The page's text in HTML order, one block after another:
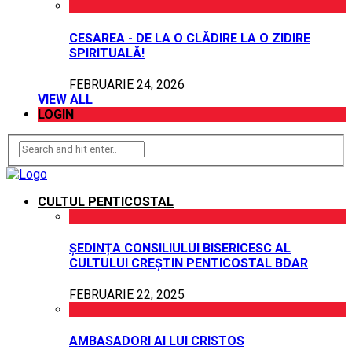
CESAREA - DE LA O CLĂDIRE LA O ZIDIRE
SPIRITUALĂ!
FEBRUARIE 24, 2026
VIEW ALL
LOGIN
CULTUL PENTICOSTAL
ȘEDINȚA CONSILIULUI BISERICESC AL
CULTULUI CREȘTIN PENTICOSTAL BDAR
FEBRUARIE 22, 2025
AMBASADORI AI LUI CRISTOS